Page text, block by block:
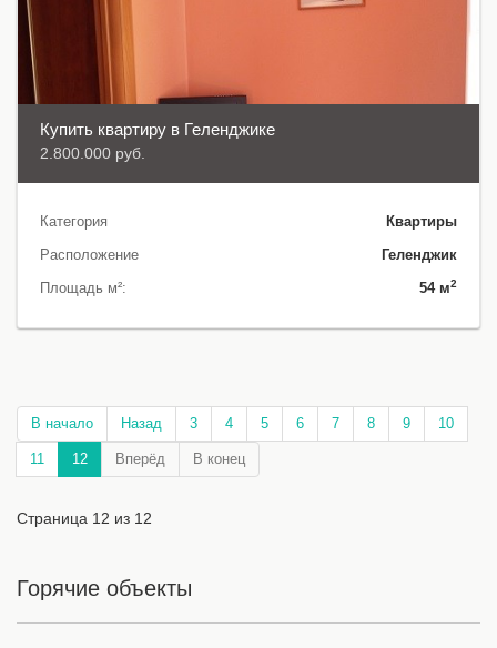
Купить квартиру в Геленджике
2.800.000 руб.
Категория
Квартиры
Расположение
Геленджик
Площадь м²:
54 м2
В начало Назад 3 4 5 6 7 8 9 10
11 12 Вперёд В конец
Страница 12 из 12
Горячие объекты